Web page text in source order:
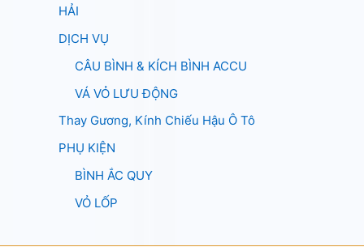
HẢI
DỊCH VỤ
CÂU BÌNH & KÍCH BÌNH ACCU
VÁ VỎ LƯU ĐỘNG
Thay Gương, Kính Chiếu Hậu Ô Tô
PHỤ KIỆN
BÌNH ẮC QUY
VỎ LỐP